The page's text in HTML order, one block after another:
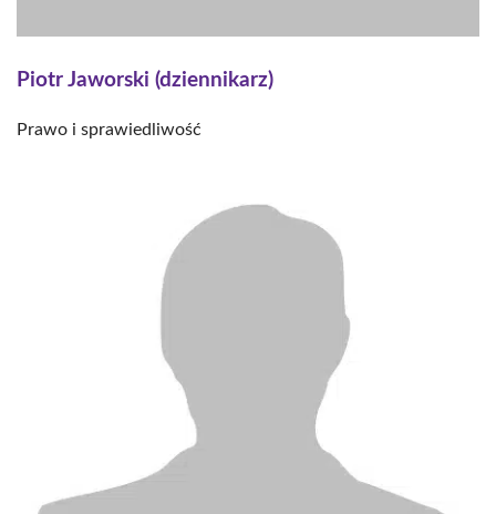
Piotr Jaworski (dziennikarz)
Prawo i sprawiedliwość